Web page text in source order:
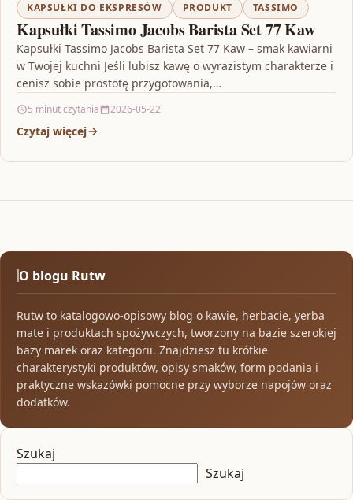
KAPSUŁKI DO EKSPRESÓW PRODUKT TASSIMO
Kapsułki Tassimo Jacobs Barista Set 77 Kaw
Kapsułki Tassimo Jacobs Barista Set 77 Kaw – smak kawiarni
w Twojej kuchni Jeśli lubisz kawę o wyrazistym charakterze i
cenisz sobie prostotę przygotowania,…
5 minut czytania 2026-05-22
Czytaj więcej
O blogu Rutw
Rutw to katalogowo-opisowy blog o kawie, herbacie, yerba
mate i produktach spożywczych, tworzony na bazie szerokiej
bazy marek oraz kategorii. Znajdziesz tu krótkie
charakterystyki produktów, opisy smaków, form podania i
praktyczne wskazówki pomocne przy wyborze napojów oraz
dodatków.
Szukaj
Szukaj